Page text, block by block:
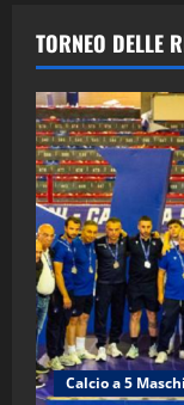
2
3
TORNEO DELLE
Calcio a 5